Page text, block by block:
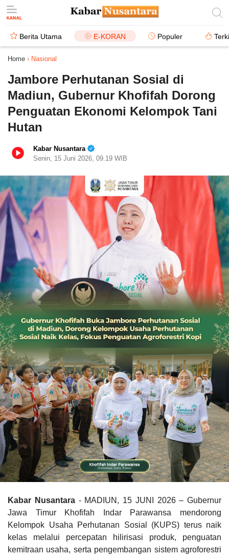
Berita Utama E-KORAN Populer
Home › Nasional
Jambore Perhutanan Sosial di
Madiun, Gubernur Khofifah Dorong
Penguatan Ekonomi Kelompok Tani
Hutan
Kabar Nusantara
Senin, 15 Juni 2026, 09.19 WIB
Kabar Nusantara- MADIUN, 15 JUNI 2026 – Gubernur
Jawa Timur Khofifah Indar Parawansa mendorong
Kelompok Usaha Perhutanan Sosial (KUPS) terus naik
kelas melalui percepatan hilirisasi produk, penguatan
kemitraan usaha, serta pengembangan sistem agroforestri